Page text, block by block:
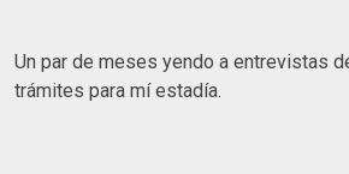
Un par de meses yendo a entrevistas
trámites para mí estadía.